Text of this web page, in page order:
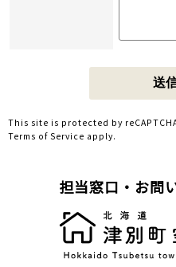
This site is protected by
Terms of Service apply.
担当窓口・お問